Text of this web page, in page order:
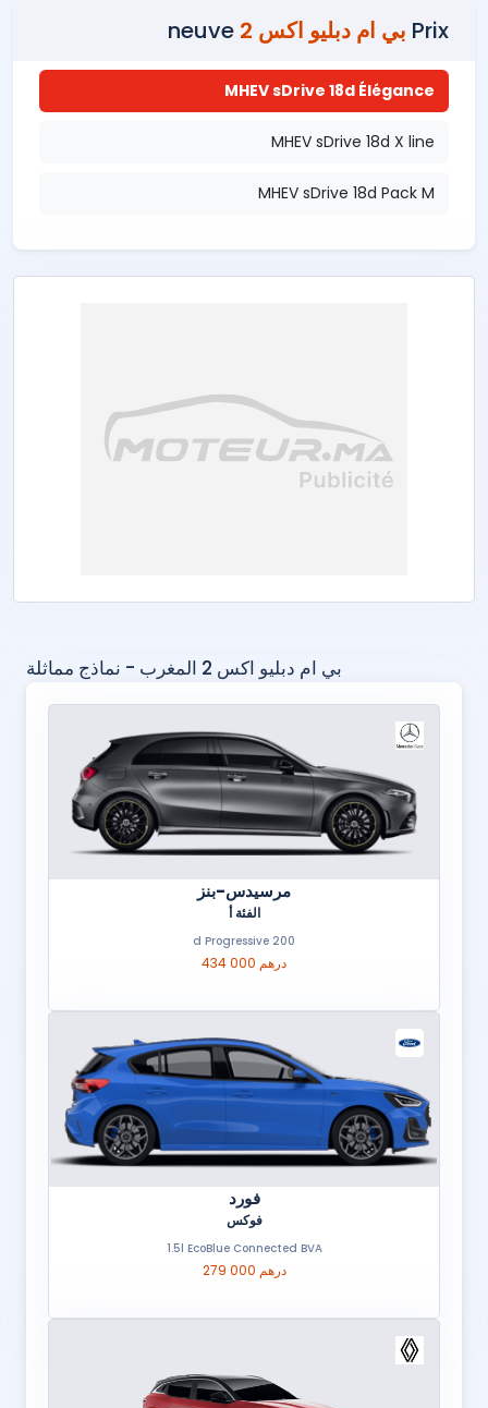
Prix بي ام دبليو اكس 2
MHEV sDrive 18d Élégance
MHEV sDrive 18d X line
MHEV sDrive 18d Pack M
بي ام دبليو اكس 2 المغرب - نماذج مماثلة
مرسيدس-بنز
الفئة أ
200 d Progressive
434 000 درهم
فورد
فوكس
1.5l EcoBlue Connected BVA
279 000 درهم